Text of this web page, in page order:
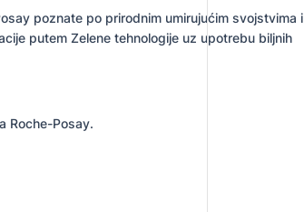
poznate po prirodnim umirujućim svojstvima i
putem Zelene tehnologije uz upotrebu biljnih
Roche-Posay.